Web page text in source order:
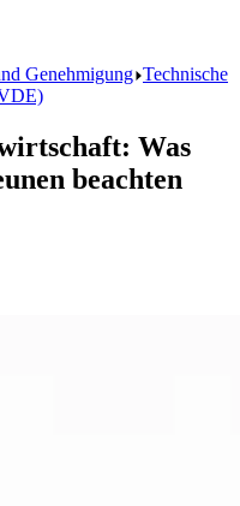
Genehmigung Technische
Was
beachten